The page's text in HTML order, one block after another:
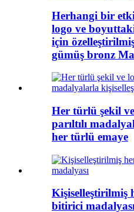
Herhangi bir
logo ve
için
gümüş bronz
Her türlü şekil
parıltılı
her türlü emaye
Kişiselleştirilmiş
bitirici